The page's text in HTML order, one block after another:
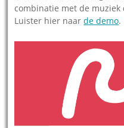
combinatie met de
Luister hier naarde demo.